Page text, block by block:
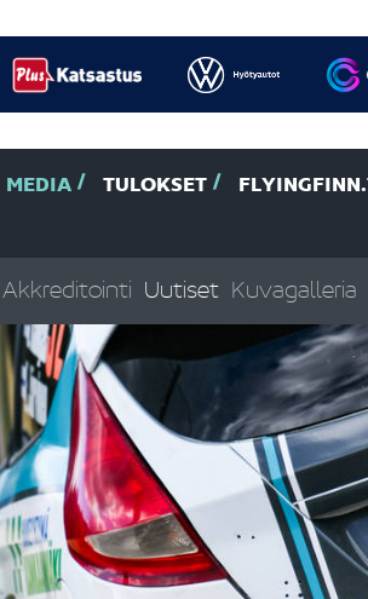
MEDIA TULOKSET
Akkreditointi Uutiset Kuvagalleria